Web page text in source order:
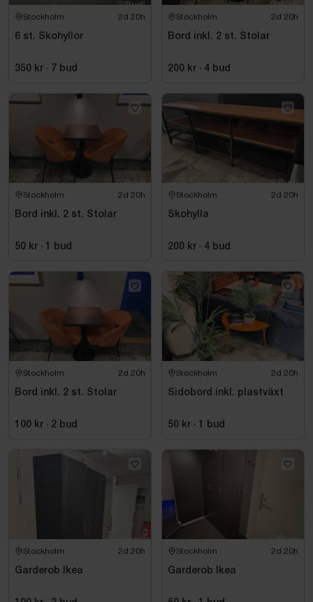
Stockholm 2d 20h
6 st. Skohyllor
350 kr · 7 bud
Stockholm 2d 20h
Bord inkl. 2 st. Stolar
200 kr · 4 bud
Stockholm 2d 20h
Bord inkl. 2 st. Stolar
50 kr · 1 bud
Stockholm 2d 20h
Skohylla
200 kr · 4 bud
Stockholm 2d 20h
Bord inkl. 2 st. Stolar
100 kr · 2 bud
Stockholm 2d 20h
Sidobord inkl. plastväxt
50 kr · 1 bud
Stockholm 2d 20h
Garderob Ikea
Stockholm 2d 20h
Garderob Ikea